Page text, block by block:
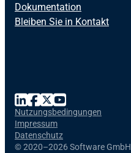
Dokumentation
Bleiben Sie in Kontakt
©2020–2026 Software GmbH
Nutzungsbedingungen
Impressum
Datenschutz